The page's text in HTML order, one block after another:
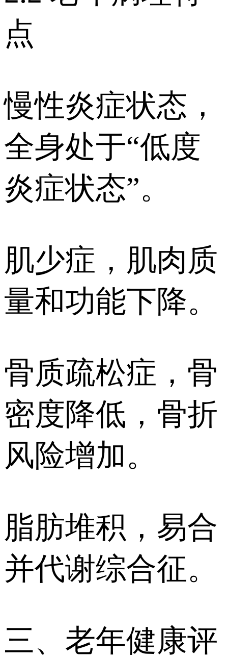
点
慢性炎症状态，
全身处于“低度
炎症状态”。
肌少症，肌肉质
量和功能下降。
骨质疏松症，骨
密度降低，骨折
风险增加。
脂肪堆积，易合
并代谢综合征。
三、老年健康评